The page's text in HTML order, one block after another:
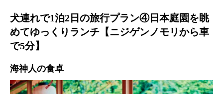
犬連れで1泊2日の旅行プラン④日本庭園を眺
めてゆっくりランチ【ニジゲンノモリから車
で5分】
海神人の食卓